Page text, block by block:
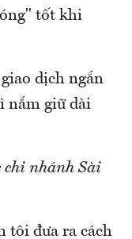
tốt khi
dịch ngắn
nắm giữ dài
chi nhánh Sài
tôi đưa ra cách